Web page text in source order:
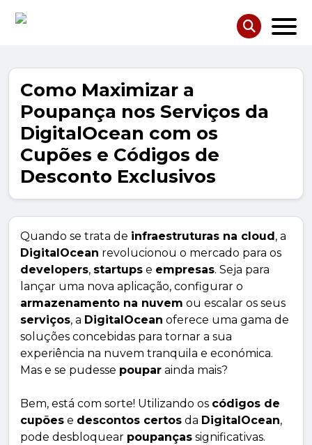
Como Maximizar a
Poupança nos Serviços da
DigitalOcean com os
Cupões e Códigos de
Desconto Exclusivos
Quando se trata de infraestruturas na cloud , a
DigitalOcean revolucionou o mercado para os
developers, startups e empresas. Seja para
lançar uma nova aplicação, configurar o
armazenamento na nuvem ou escalar os seus
serviços, a DigitalOcean oferece uma gama de
soluções concebidas para tornar a sua
experiência na nuvem tranquila e económica.
Mas e se pudesse poupar ainda mais?
Bem, está com sorte! Utilizando os códigos de
cupões e descontos certos da DigitalOcean,
pode desbloquear poupanças significativas.